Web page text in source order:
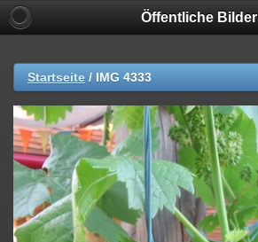
Öffentliche Bilder
Startseite / IMG 4333